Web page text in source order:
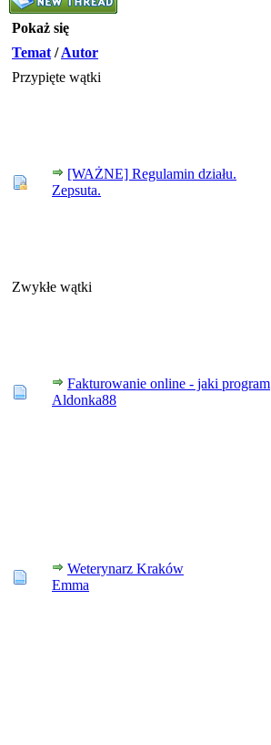
Pokaż się
Temat /Autor
Przypięte wątki
[WAŻNE] Regulamin działu.
Zepsuta.
Zwykłe wątki
Fakturowanie online - jaki program
Aldonka88
Weterynarz Kraków
Emma